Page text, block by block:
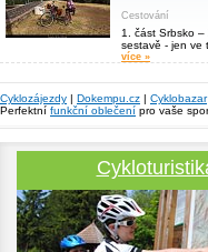
Cestování
1. část Srbsko
sestavě - jen ve
více »
Cyklozájezdy | Dokempu.cz | Cyklobazar
Perfektní funkční oblečení pro vaše